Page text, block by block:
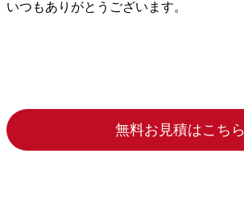
いつもありがとうございます。
無料お見積はこちら